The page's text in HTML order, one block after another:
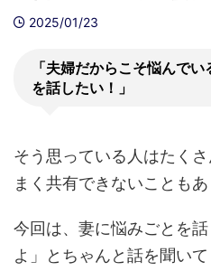
2025/01/23
「夫婦だからこそ悩んで
を話したい！」
そう思っている人はたく
まく共有できないこともあ
今回は、妻に悩みごとを
よ」とちゃんと話を聞い